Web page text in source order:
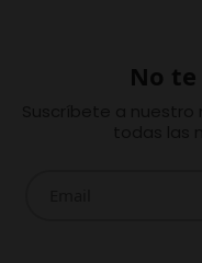
No te